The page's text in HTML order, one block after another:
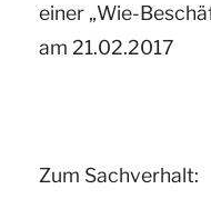
einer „Wie-
am 21.02.2017
Zum Sachverhalt: